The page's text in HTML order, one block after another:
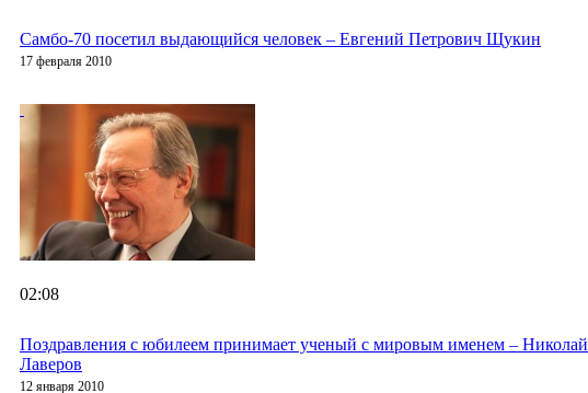
Cамбо-70 посетил выдающийся человек – Евгений Петрович Щукин
17 февраля 2010
02:08
Поздравления с юбилеем принимает ученый с мировым именем – Николай
Лаверов
12 января 2010